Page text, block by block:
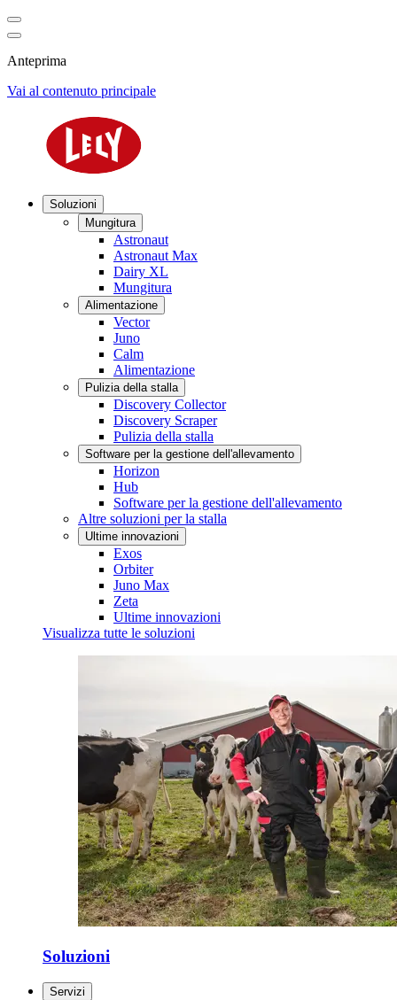
Anteprima
Vai al contenuto principale
Soluzioni
Mungitura
Astronaut
Astronaut Max
Dairy XL
Mungitura
Alimentazione
Vector
Juno
Calm
Alimentazione
Pulizia della stalla
Discovery Collector
Discovery Scraper
Pulizia della stalla
Software per la gestione dell'allevamento
Horizon
Hub
Software per la gestione dell'allevamento
Altre soluzioni per la stalla
Ultime innovazioni
Exos
Orbiter
Juno Max
Zeta
Ultime innovazioni
Visualizza tutte le soluzioni
Soluzioni
Servizi